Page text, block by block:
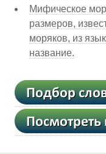
Мифическое
размеров,
моряков, из
название.